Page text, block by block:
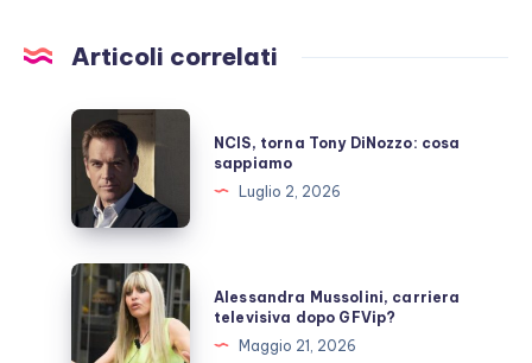
Articoli correlati
NCIS,
torna
Tony
DiNozzo:
cosa
sappiamo
NCIS, torna Tony DiNozzo: cosa
sappiamo
Luglio 2, 2026
Alessandra
Mussolini,
carriera
Alessandra Mussolini, carriera
televisiva dopo GFVip?
Maggio 21, 2026